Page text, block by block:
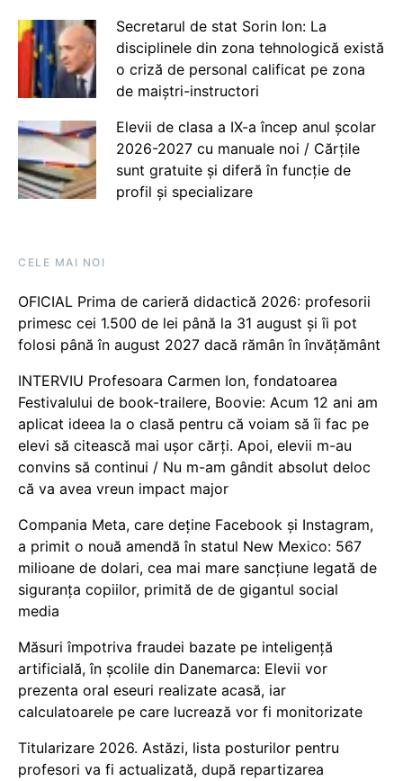
Secretarul de stat Sorin Ion: La
disciplinele din zona tehnologică există
o criză de personal calificat pe zona
de maiștri-instructori
Elevii de clasa a IX-a încep anul școlar
2026-2027 cu manuale noi / Cărțile
sunt gratuite și diferă în funcție de
profil și specializare
CELE MAI NOI
OFICIAL Prima de carieră didactică 2026: profesorii
primesc cei 1.500 de lei până la 31 august și îi pot
folosi până în august 2027 dacă rămân în învățământ
INTERVIU Profesoara Carmen Ion, fondatoarea
Festivalului de book-trailere, Boovie: Acum 12 ani am
aplicat ideea la o clasă pentru că voiam să îi fac pe
elevi să citească mai ușor cărți. Apoi, elevii m-au
convins să continui / Nu m-am gândit absolut deloc
că va avea vreun impact major
Compania Meta, care deține Facebook și Instagram,
a primit o nouă amendă în statul New Mexico: 567
milioane de dolari, cea mai mare sancțiune legată de
siguranța copiilor, primită de de gigantul social
media
Măsuri împotriva fraudei bazate pe inteligență
artificială, în școlile din Danemarca: Elevii vor
prezenta oral eseuri realizate acasă, iar
calculatoarele pe care lucrează vor fi monitorizate
Titularizare 2026. Astăzi, lista posturilor pentru
profesori va fi actualizată, după repartizarea